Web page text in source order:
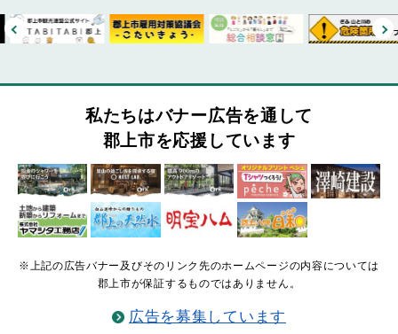
私たちはバナー広告を通して
郡上市を応援しています
※上記の広告バナー及びそのリンク先のホームページの内容については
郡上市が保証するものではありません。
広告を募集しています